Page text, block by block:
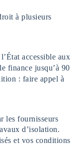
à plusieurs
accessible aux
finance jusqu’à 90
: faire appel à
les fournisseurs
d’isolation.
et vos conditions